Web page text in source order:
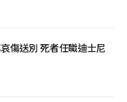
傷送別 死者任職迪士尼